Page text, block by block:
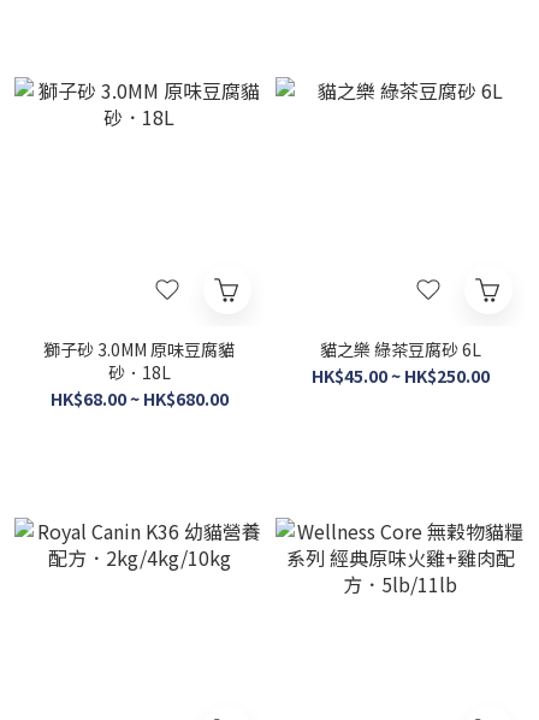
獅子砂 3.0MM 原味豆腐貓
砂．18L
HK$68.00 ~ HK$680.00
貓之樂 綠茶豆腐砂 6L
HK$45.00 ~ HK$250.00